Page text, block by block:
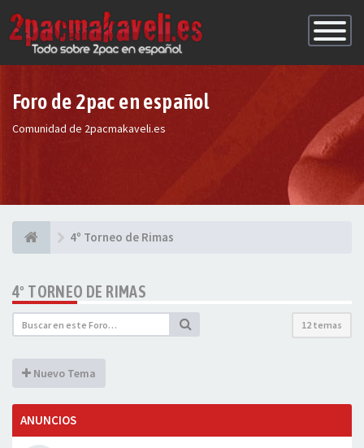
de
Foro de 2pac en español
Comunidad de 2pacmakaveli.es
4º Torneo de Rimas
4º TORNEO DE RIMAS
12 temas
Nuevo Tema
ANUNCIOS